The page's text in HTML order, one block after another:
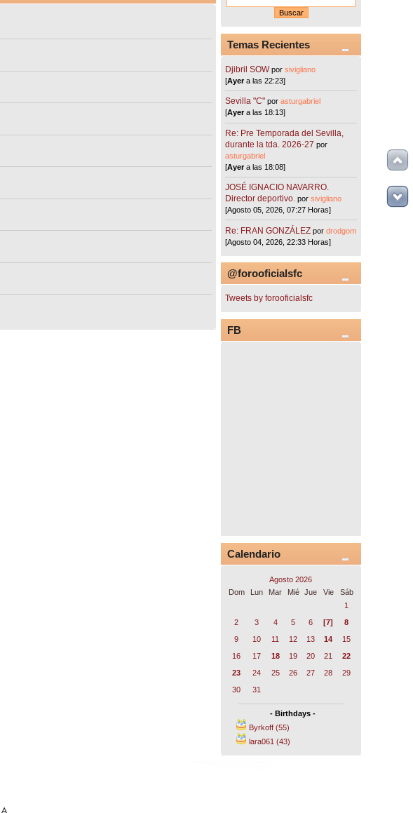
Temas Recientes
Djibril SOW porsivigliano
[Ayera las 22:23]
Sevilla "C"porasturgabriel
[Ayera las 18:13]
Re: Pre Temporada del Sevilla,
durante la tda. 2026-27 por
asturgabriel
[Ayera las 18:08]
JOSÉ IGNACIO NAVARRO.
Director deportivo. porsivigliano
[Agosto 05, 2026, 07:27 Horas]
Re: FRAN GONZÁLEZ pordrodgom
[Agosto 04, 2026, 22:33 Horas]
@forooficialsfc
Tweets by forooficialsfc
FB
Calendario
Agosto 2026
Dom
Lun Mar Mié Jue Vie
Sáb
1
2
3 4 5 6 [7]
8
9
10 11 12 13 14
15
16
17 18 19 20 21
22
23
24 25 26 27 28
29
30
31
- Birthdays -
Byrkoff (55)
lara061 (43)